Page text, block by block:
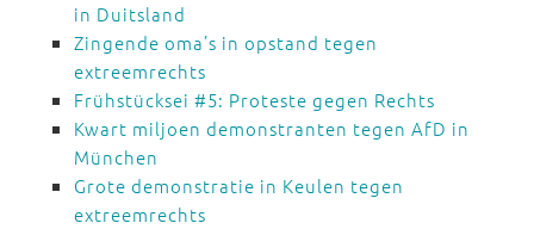
in Duitsland
Zingende oma’s in opstand tegen
extreemrechts
Frühstücksei #5: Proteste gegen Rechts
Kwart miljoen demonstranten tegen AfD in
München
Grote demonstratie in Keulen tegen
extreemrechts